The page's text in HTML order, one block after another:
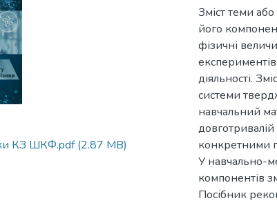
КЗ ШКФ.pdf(2.87 MB)
Зміст теми
його
фізичні
діяльності.
системи
навчальний
довготривалій
конкретними
У навчально-
компонентів
Посібник